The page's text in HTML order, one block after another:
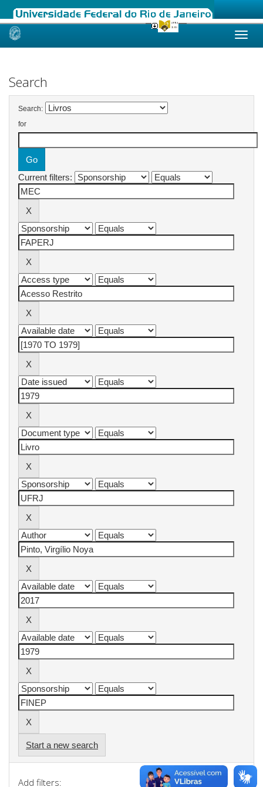
Skip
Search
Search:
for
Current filters:
Start a new search
Add filters: